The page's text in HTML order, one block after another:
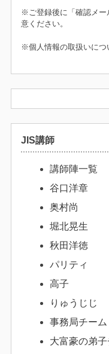
※ご登録後に「確認メー
意ください。
※個人情報の取扱いにつ
JIS講師
講師陣一覧
谷口洋章
奥村尚
堀北晃生
秋田洋徳
パリティ
高子
りゅうじじ
事務局チーム
大富豪の弟子